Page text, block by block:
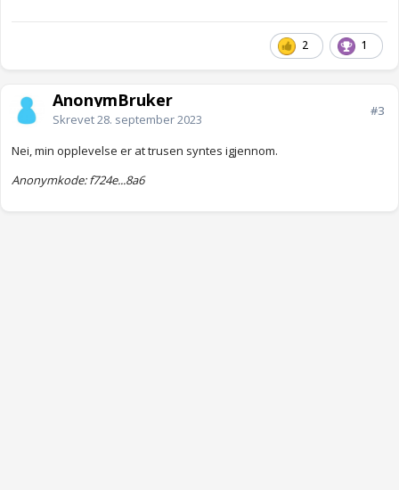
2 1
AnonymBruker
Skrevet28. september 2023
#3
Nei, min opplevelse er at trusen syntes igjennom.
Anonymkode: f724e...8a6